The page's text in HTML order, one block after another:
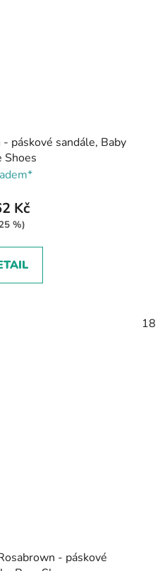
páskové sandále, Baby
Shoes
Kč
%)
18
- páskové